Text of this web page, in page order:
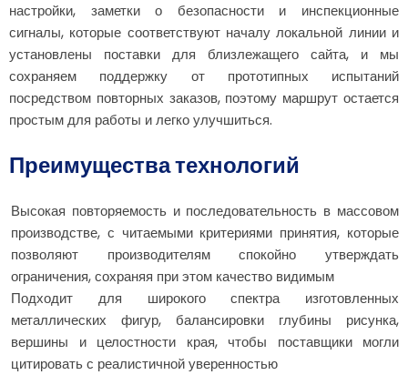
настройки, заметки о безопасности и инспекционные
сигналы, которые соответствуют началу локальной линии и
установлены поставки для близлежащего сайта, и мы
сохраняем поддержку от прототипных испытаний
посредством повторных заказов, поэтому маршрут остается
простым для работы и легко улучшиться.
Преимущества технологий
Высокая повторяемость и последовательность в массовом
производстве, с читаемыми критериями принятия, которые
позволяют производителям спокойно утверждать
ограничения, сохраняя при этом качество видимым
Подходит для широкого спектра изготовленных
металлических фигур, балансировки глубины рисунка,
вершины и целостности края, чтобы поставщики могли
цитировать с реалистичной уверенностью